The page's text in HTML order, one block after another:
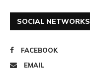
SOCIAL NETWORKS
FACEBOOK
EMAIL